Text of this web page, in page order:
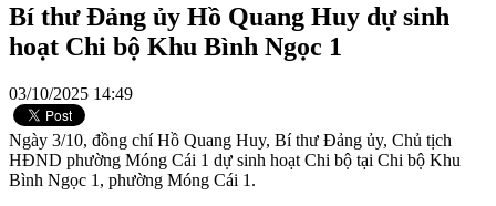
Bí thư Đảng ủy Hồ Quang Huy dự sinh
hoạt Chi bộ Khu Bình Ngọc 1
03/10/2025 14:49
Ngày 3/10, đồng chí Hồ Quang Huy, Bí thư Đảng ủy, Chủ tịch
HĐND phường Móng Cái 1 dự sinh hoạt Chi bộ tại Chi bộ Khu
Bình Ngọc 1, phường Móng Cái 1.